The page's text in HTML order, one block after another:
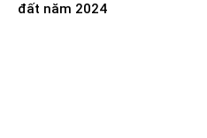
đất năm 2024